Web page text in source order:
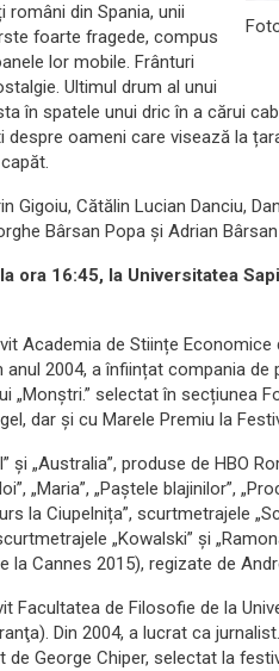
din Spania, unii
foarte fragede, compus
lor mobile. Frânturi
Ultimul drum al unui
în spatele unui dric în a cărui
oameni care visează la
Gigoiu, Cătălin Lucian Danciu,
Bârsan Popa și Adrian
ora 16:45, la Universitatea
Academia de Stiințe
anul 2004, a înființat compania
„Monștri.” selectat în secțiunea
dar și cu Marele Premiu la
„Australia”, produse de HBO
„Maria”, „Paștele blajinilor”,
la Ciupelnița”, scurtmetrajele
„Kowalski” și
la Cannes 2015), regizate de
Facultatea de Filosofie de la
Din 2004, a lucrat ca
de George Chiper, selectat la